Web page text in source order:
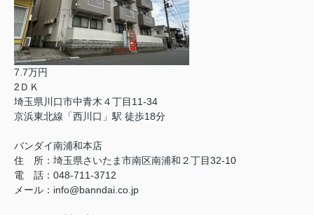
7.7万円
2ＤＫ
埼玉県川口市中青木４丁目11-34
京浜東北線「西川口」駅 徒歩18分
バンダイ南浦和本店
住 所：埼玉県さいたま市南区南浦和２丁目32-10
電 話：048-711-3712
メール：info@banndai.co.jp